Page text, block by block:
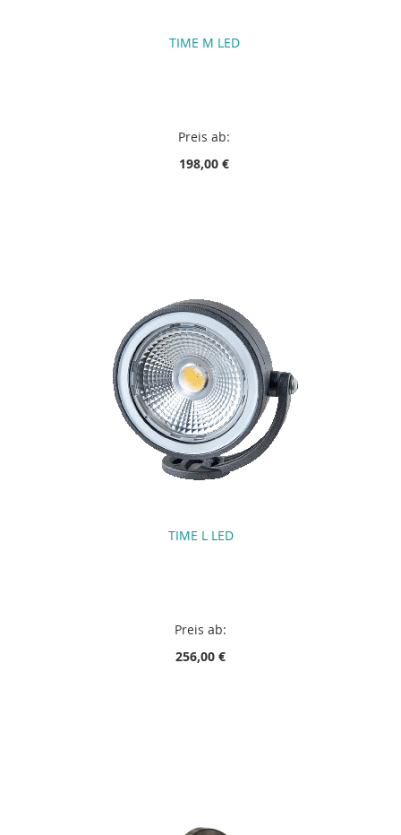
TIME M LED
Preis ab:
198,00 €
TIME L LED
Preis ab:
256,00 €